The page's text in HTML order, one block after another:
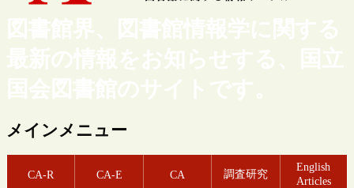
図書館界、図書館情報学に関する
最新の情報をお知らせする、国立
国会図書館のサイトです。
メインメニュー
CA-R CA-E CA 調査研究
English
Articles